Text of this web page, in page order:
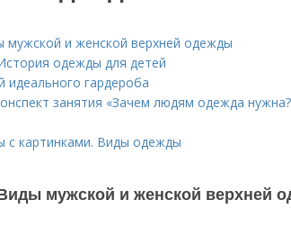
мужской и женской верхней одежды
одежды для детей
гардероба
занятия «Зачем людям одежда
с картинками. Виды одежды
мужской и женской верхней